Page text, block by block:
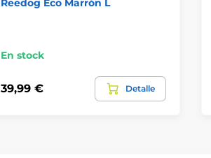
Reedog Eco Marrón L
En stock
39,99 € Detalle